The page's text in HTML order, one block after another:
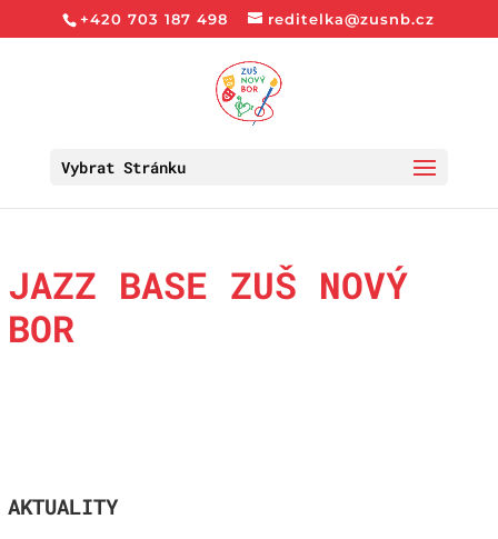
+420 703 187 498 reditelka@zusnb.cz
Vybrat Stránku
JAZZ BASE ZUŠ NOVÝ
BOR
AKTUALITY